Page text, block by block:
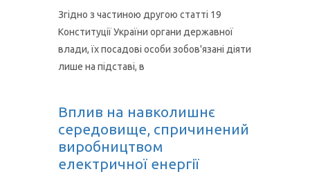
Згідно з частиною другою статті 19
Конституції України органи державної
влади, їх посадові особи зобов'язані діяти
лише на підставі, в
Вплив на навколишнє
середовище, спричинений
виробництвом
електричної енергії